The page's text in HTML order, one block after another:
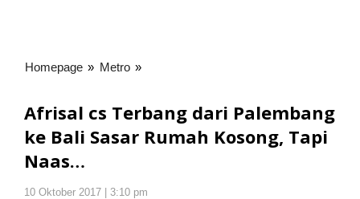
Homepage » Metro »
dari
Palembang
Sasar
Afrisal cs Terbang dari Palembang
ke Bali Sasar Rumah Kosong, Tapi
Naas…
10 Oktober 2017 | 3:10 pm